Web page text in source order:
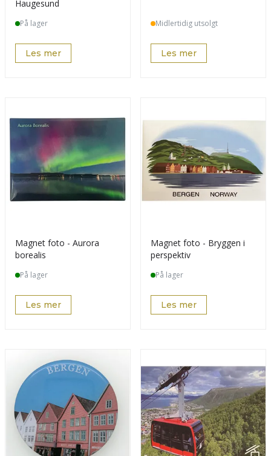
Haugesund
På lager
Les mer
Midlertidig utsolgt
Les mer
Magnet foto - Aurora
borealis
På lager
Les mer
Magnet foto - Bryggen i
perspektiv
På lager
Les mer